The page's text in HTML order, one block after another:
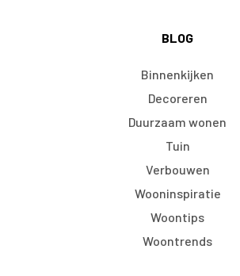
BLOG
Binnenkijken
Decoreren
Duurzaam wonen
Tuin
Verbouwen
Wooninspiratie
Woontips
Woontrends